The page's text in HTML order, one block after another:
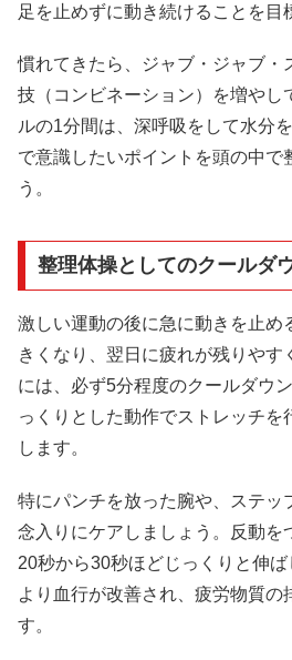
足を止めずに動き続けることを目
慣れてきたら、ジャブ・ジャブ・
技（コンビネーション）を増やし
ルの1分間は、深呼吸をして水分
で意識したいポイントを頭の中で
う。
整理体操としてのクールダ
激しい運動の後に急に動きを止め
きくなり、翌日に疲れが残りやす
には、必ず5分程度のクールダウ
っくりとした動作でストレッチを
します。
特にパンチを放った腕や、ステッ
念入りにケアしましょう。反動を
20秒から30秒ほどじっくりと伸
より血行が改善され、疲労物質の
す。